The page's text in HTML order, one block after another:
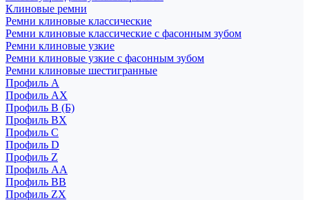
Клиновые ремни
Ремни клиновые классические
Ремни клиновые классические с фасонным зубом
Ремни клиновые узкие
Ремни клиновые узкие с фасонным зубом
Ремни клиновые шестигранные
Профиль A
Профиль AX
Профиль B (Б)
Профиль BX
Профиль C
Профиль D
Профиль Z
Профиль АА
Профиль BB
Профиль ZX